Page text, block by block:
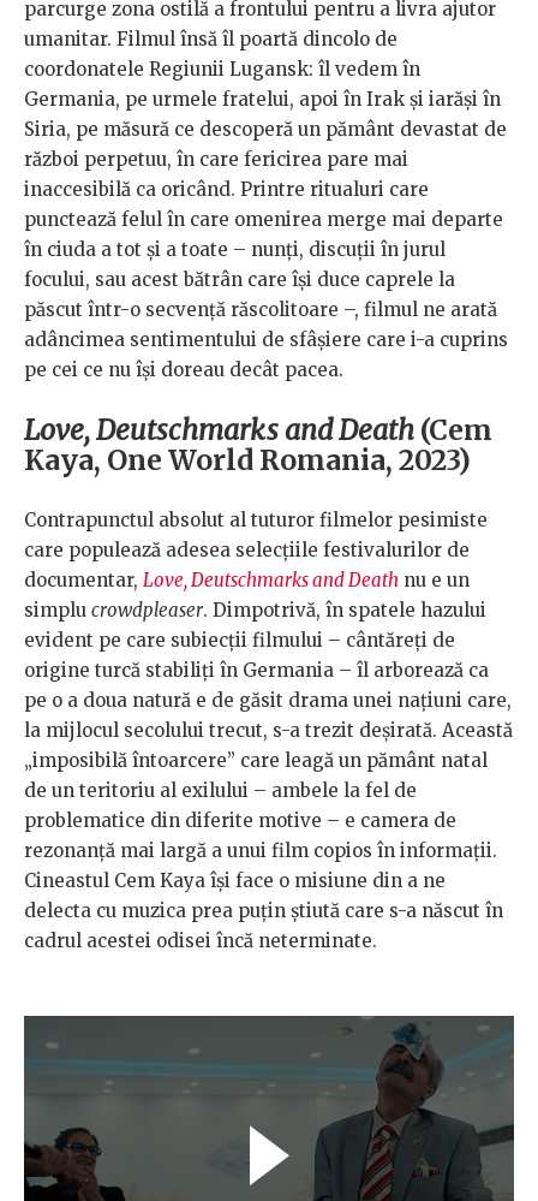
parcurge zona ostilă a frontului pentru a livra ajutor
umanitar. Filmul însă îl poartă dincolo de
coordonatele Regiunii Lugansk: îl vedem în
Germania, pe urmele fratelui, apoi în Irak și iarăși în
Siria, pe măsură ce descoperă un pământ devastat de
război perpetuu, în care fericirea pare mai
inaccesibilă ca oricând. Printre ritualuri care
punctează felul în care omenirea merge mai departe
în ciuda a tot și a toate – nunți, discuții în jurul
focului, sau acest bătrân care își duce caprele la
păscut într-o secvență răscolitoare –, filmul ne arată
adâncimea sentimentului de sfâșiere care i-a cuprins
pe cei ce nu își doreau decât pacea.
Love, Deutschmarks and Death (Cem
Kaya, One World Romania, 2023)
Contrapunctul absolut al tuturor filmelor pesimiste
care populează adesea selecțiile festivalurilor de
documentar, Love, Deutschmarks and Death nu e un
simplu crowdpleaser. Dimpotrivă, în spatele hazului
evident pe care subiecții filmului – cântăreți de
origine turcă stabiliți în Germania – îl arborează ca
pe o a doua natură e de găsit drama unei națiuni care,
la mijlocul secolului trecut, s-a trezit deșirată. Această
„imposibilă întoarcere” care leagă un pământ natal
de un teritoriu al exilului – ambele la fel de
problematice din diferite motive – e camera de
rezonanță mai largă a unui film copios în informații.
Cineastul Cem Kaya își face o misiune din a ne
delecta cu muzica prea puțin știută care s-a născut în
cadrul acestei odisei încă neterminate.